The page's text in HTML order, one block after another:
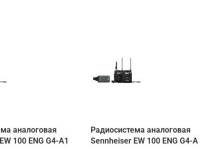
аналоговая
100 ENG G4-A1
Радиосистема аналоговая
Sennheiser EW 100 ENG G4-A